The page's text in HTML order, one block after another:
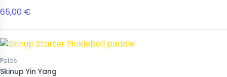
65,00 €
Palas
Skinup Yin Yang